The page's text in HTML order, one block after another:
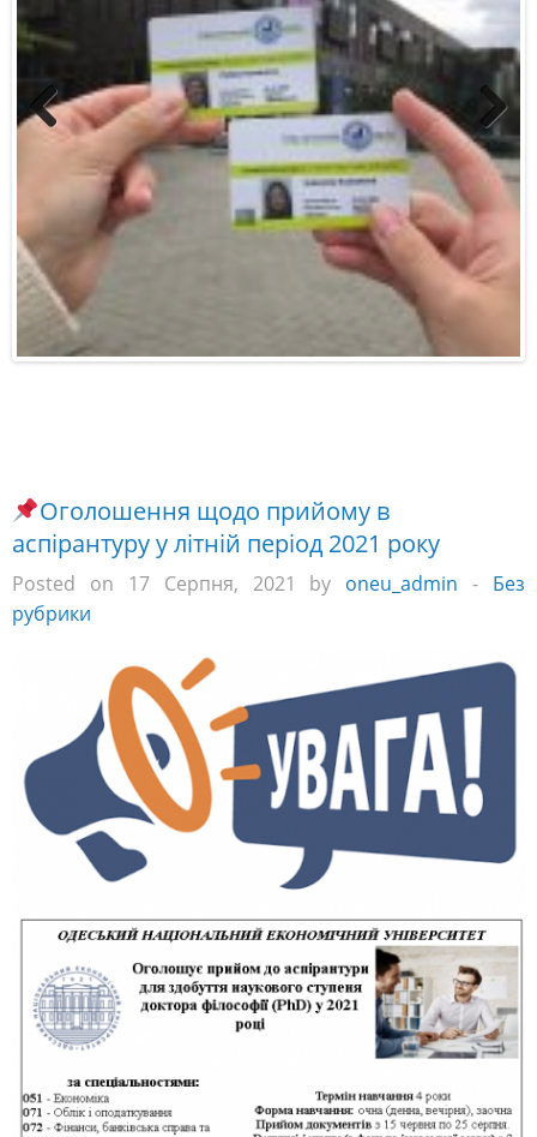
Previous Next
Оголошення щодо прийому в
аспірантуру у літній період 2021 року
Posted on 17 Серпня, 2021 by oneu_admin - Без
рубрики